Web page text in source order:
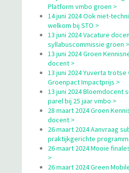
Platform vmbo groen >
14 juni 2024 Ook niet-
welkom bij STO >
13 juni 2024 Vacature
syllabuscommissie groen >
13 juni 2024 Groen
docent >
13 juni 2024 Yuverta trotse
Groenpact Impactprijs >
13 juni 2024 Bloemdocent
parel bij 25 jaar vmbo >
28 maart 2024 Groen
docent >
26 maart 2024 Aanvraag
praktijkgerichte
26 maart 2024 Mooie
>
26 maart 2024 Green